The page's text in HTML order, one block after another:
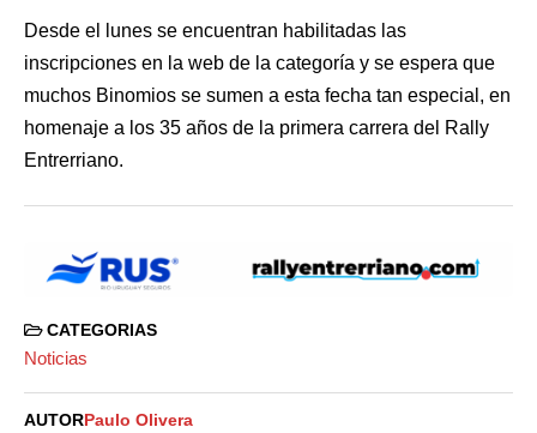
Desde el lunes se encuentran habilitadas las
inscripciones en la web de la categoría y se espera que
muchos Binomios se sumen a esta fecha tan especial, en
homenaje a los 35 años de la primera carrera del Rally
Entrerriano.
CATEGORIAS
Noticias
AUTOR Paulo Olivera